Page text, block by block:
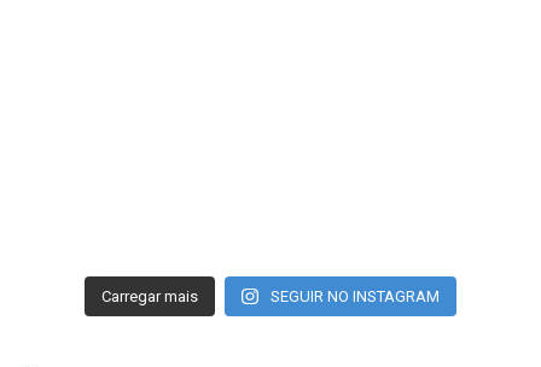
Carregar mais SEGUIR NO INSTAGRAM